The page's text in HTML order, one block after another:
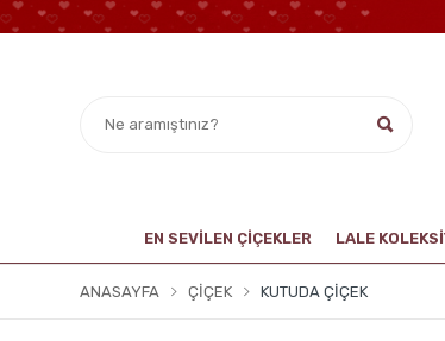
EN SEVİLEN ÇİÇEKLER LALE
ANASAYFA ÇIÇEK KUTUDA ÇIÇEK